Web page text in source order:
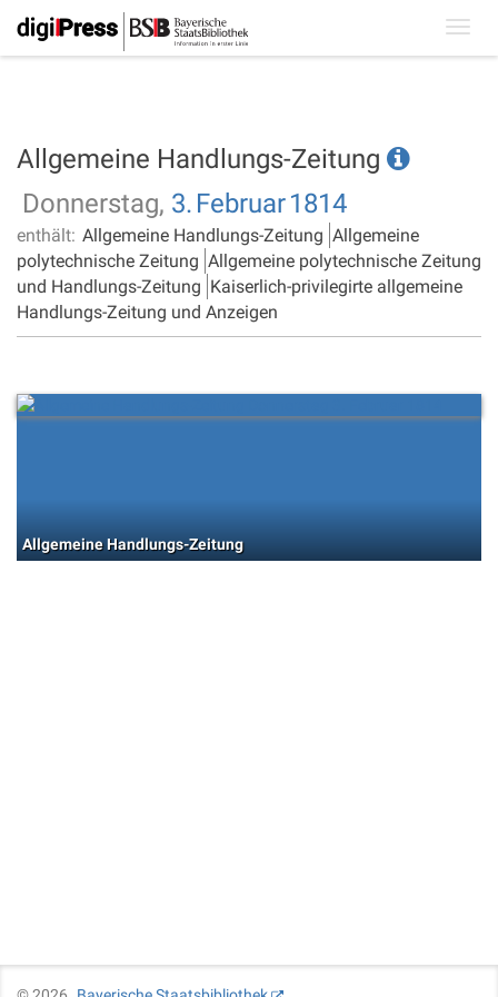
Allgemeine Handlungs-Zeitung
Donnerstag, 3. Februar1814
enthält: Allgemeine Handlungs-Zeitung Allgemeine
polytechnische Zeitung Allgemeine polytechnische Zeitung
und Handlungs-Zeitung Kaiserlich-privilegirte allgemeine
Handlungs-Zeitung und Anzeigen
Allgemeine Handlungs-Zeitung